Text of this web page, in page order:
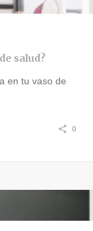
salud?
en tu vaso de
0